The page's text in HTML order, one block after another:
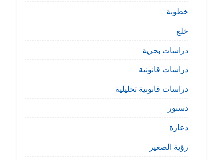
خطوبة
خلع
دراسات بحرية
دراسات قانونية
دراسات قانونية تحليلية
دستور
دعارة
رؤية الصغير